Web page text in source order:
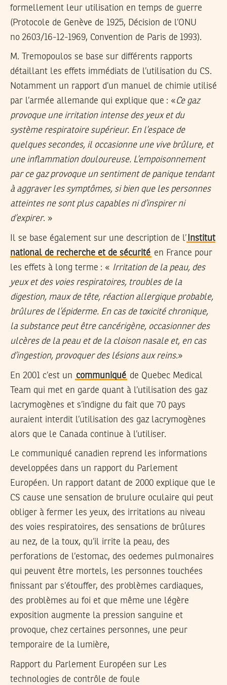
formellement leur utilisation en temps de guerre
(Protocole de Genève de 1925, Décision de l’ONU
no 2603/16-12-1969, Convention de Paris de 1993).
M. Tremopoulos se base sur différents rapports
détaillant les effets immédiats de l’utilisation du CS.
Notamment un rapport d’un manuel de chimie utilisé
par l’armée allemande qui explique que : «Ce gaz
provoque une irritation intense des yeux et du
système respiratoire supérieur. En l’espace de
quelques secondes, il occasionne une vive brûlure, et
une inflammation douloureuse. L’empoisonnement
par ce gaz provoque un sentiment de panique tendant
à aggraver les symptômes, si bien que les personnes
atteintes ne sont plus capables ni d’inspirer ni
d’expirer. »
Il se base également sur une description de l’ Institut
national de recherche et de sécurité en France pour
les effets à long terme : « Irritation de la peau, des
yeux et des voies respiratoires, troubles de la
digestion, maux de tête, réaction allergique probable,
brûlures de l’épiderme. En cas de toxicité chronique,
la substance peut être cancérigène, occasionner des
ulcères de la peau et de la cloison nasale et, en cas
d’ingestion, provoquer des lésions aux reins.»
En 2001 c’est un communiqué de Quebec Medical
Team qui met en garde quant à l’utilisation des gaz
lacrymogènes et s’indigne du fait que 70 pays
auraient interdit l’utilisation des gaz lacrymogènes
alors que le Canada continue à l’utiliser.
Le communiqué canadien reprend les informations
developpées dans un rapport du Parlement
Européen. Un rapport datant de 2000 explique que le
CS cause une sensation de brulure oculaire qui peut
obliger à fermer les yeux, des irritations au niveau
des voies respiratoires, des sensations de brûlures
au nez, de la toux, qu’il irrite la peau, des
perforations de l’estomac, des oedemes pulmonaires
qui peuvent être mortels, les personnes touchées
finissant par s’étouffer, des problèmes cardiaques,
des problèmes au foi et que même une légère
exposition augmente la pression sanguine et
provoque, chez certaines personnes, une peur
temporaire de la lumière,
Rapport du Parlement Européen sur Les
technologies de contrôle de foule